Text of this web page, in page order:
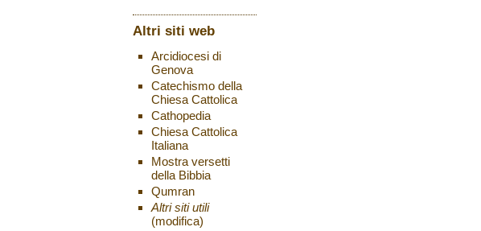
Altri siti web
Arcidiocesi di
Genova
Catechismo della
Chiesa Cattolica
Cathopedia
Chiesa Cattolica
Italiana
Mostra versetti
della Bibbia
Qumran
Altri siti utili
(modifica)